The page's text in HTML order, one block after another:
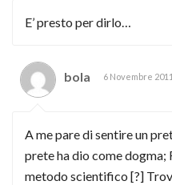
E’ presto per dirlo…
bola 6 Novembre 2011
A me pare di sentire un
prete ha dio come
metodo scientifico [?]